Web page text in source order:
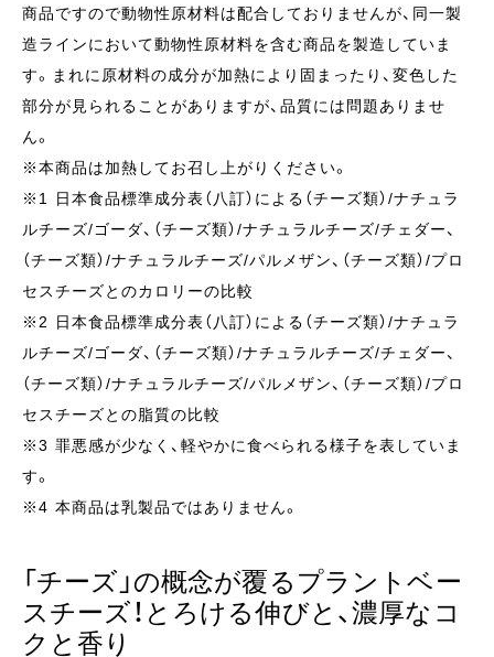
商品ですので動物性原材料は配合しておりませんが、同一製
造ラインにおいて動物性原材料を含む商品を製造していま
す。まれに原材料の成分が加熱により固まったり、変色した
部分が見られることがありますが、品質には問題ありませ
ん。
※本商品は加熱してお召し上がりください。
※1 日本食品標準成分表（八訂）による（チーズ類）/ナチュラ
ルチーズ/ゴーダ、（チーズ類）/ナチュラルチーズ/チェダー、
（チーズ類）/ナチュラルチーズ/パルメザン、（チーズ類）/プロ
セスチーズとのカロリーの比較
※2 日本食品標準成分表（八訂）による（チーズ類）/ナチュラ
ルチーズ/ゴーダ、（チーズ類）/ナチュラルチーズ/チェダー、
（チーズ類）/ナチュラルチーズ/パルメザン、（チーズ類）/プロ
セスチーズとの脂質の比較
※3 罪悪感が少なく、軽やかに食べられる様子を表していま
す。
※4 本商品は乳製品ではありません。
「チーズ」の概念が覆るプラントベー
スチーズ！とろける伸びと、濃厚なコ
クと香り